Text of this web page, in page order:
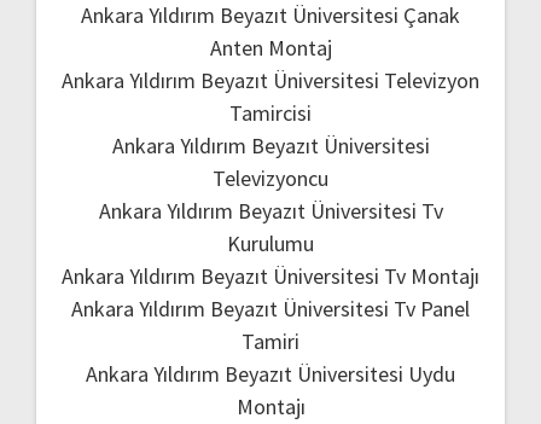
Ankara Yıldırım Beyazıt Üniversitesi Çanak
Anten Montaj
Ankara Yıldırım Beyazıt Üniversitesi Televizyon
Tamircisi
Ankara Yıldırım Beyazıt Üniversitesi
Televizyoncu
Ankara Yıldırım Beyazıt Üniversitesi Tv
Kurulumu
Ankara Yıldırım Beyazıt Üniversitesi Tv Montajı
Ankara Yıldırım Beyazıt Üniversitesi Tv Panel
Tamiri
Ankara Yıldırım Beyazıt Üniversitesi Uydu
Montajı